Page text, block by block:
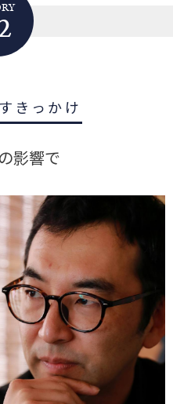
きっかけ
影響で